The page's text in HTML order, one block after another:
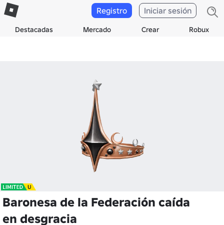
Destacadas Mercado Crear Robux
Registro Iniciar sesión
Baronesa de la Federación caída
en desgracia